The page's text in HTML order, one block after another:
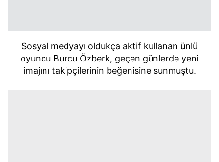
Sosyal medyayı oldukça aktif kullanan ünlü
oyuncu Burcu Özberk, geçen günlerde yeni
imajını takipçilerinin beğenisine sunmuştu.